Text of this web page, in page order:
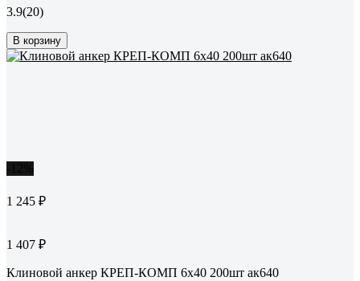
3.9(20)
В корзину
1 245 ₽
1 407 ₽
Клиновой анкер КРЕП-КОМП 6х40 200шт ак640